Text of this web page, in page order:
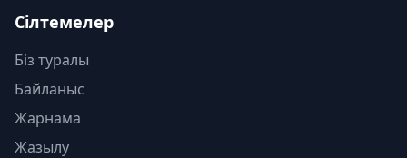
Сілтемелер
Біз туралы
Байланыс
Жарнама
Жазылу